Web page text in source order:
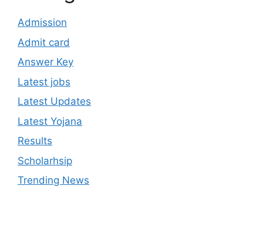
Admission
Admit card
Answer Key
Latest jobs
Latest Updates
Latest Yojana
Results
Scholarhsip
Trending News